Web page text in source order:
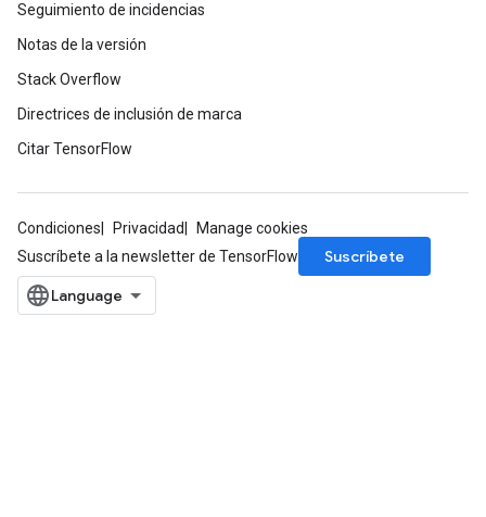
Seguimiento de incidencias
Notas de la versión
Stack Overflow
Directrices de inclusión de marca
Citar TensorFlow
Condiciones Privacidad
Manage cookies
Suscríbete a la newsletter de TensorFlow
Suscríbete